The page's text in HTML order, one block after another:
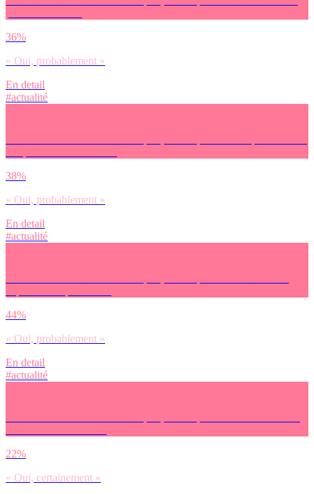
36%
« Oui, probablement »
En detail
#actualité
38%
« Oui, probablement »
En detail
#actualité
44%
« Oui, probablement »
En detail
#actualité
22%
« Oui, certainement »